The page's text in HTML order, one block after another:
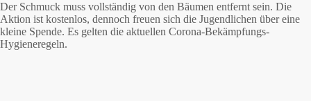
Der Schmuck muss vollständig von den Bäumen entfernt sein. Die
Aktion ist kostenlos, dennoch freuen sich die Jugendlichen über eine
kleine Spende. Es gelten die aktuellen Corona-Bekämpfungs-
Hygieneregeln.